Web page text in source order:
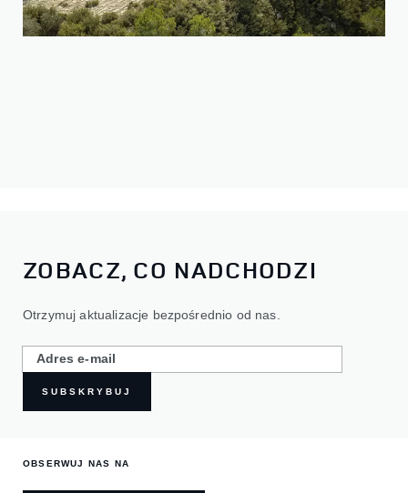
ZOBACZ, CO NADCHODZI
Otrzymuj aktualizacje bezpośrednio od nas.
SUBSKRYBUJ
OBSERWUJ NAS NA